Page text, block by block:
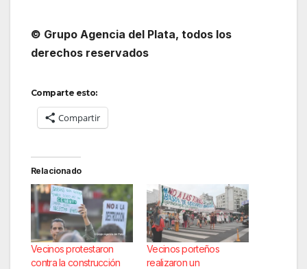
© Grupo Agencia del Plata, todos los
derechos reservados
Comparte esto:
Compartir
Relacionado
Vecinos protestaron
contra la construcción
Vecinos porteños
realizaron un